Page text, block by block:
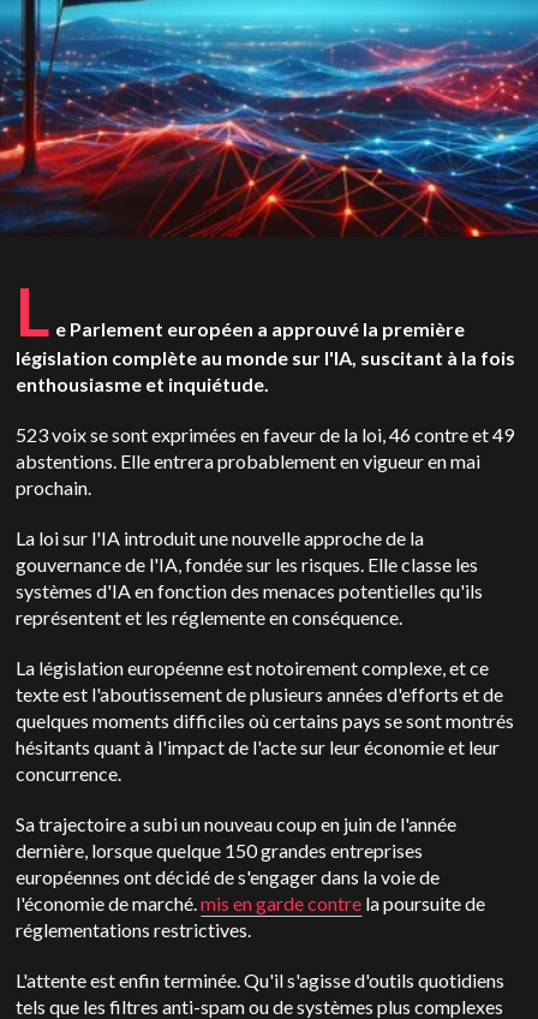
L e Parlement européen a approuvé la première
législation complète au monde sur l'IA, suscitant à la fois
enthousiasme et inquiétude.
523 voix se sont exprimées en faveur de la loi, 46 contre et 49
abstentions. Elle entrera probablement en vigueur en mai
prochain.
La loi sur l'IA introduit une nouvelle approche de la
gouvernance de l'IA, fondée sur les risques. Elle classe les
systèmes d'IA en fonction des menaces potentielles qu'ils
représentent et les réglemente en conséquence.
La législation européenne est notoirement complexe, et ce
texte est l'aboutissement de plusieurs années d'efforts et de
quelques moments difficiles où certains pays se sont montrés
hésitants quant à l'impact de l'acte sur leur économie et leur
concurrence.
Sa trajectoire a subi un nouveau coup en juin de l'année
dernière, lorsque quelque 150 grandes entreprises
européennes ont décidé de s'engager dans la voie de
l'économie de marché.mis en garde contre la poursuite de
réglementations restrictives.
L'attente est enfin terminée. Qu'il s'agisse d'outils quotidiens
tels que les filtres anti-spam ou de systèmes plus complexes